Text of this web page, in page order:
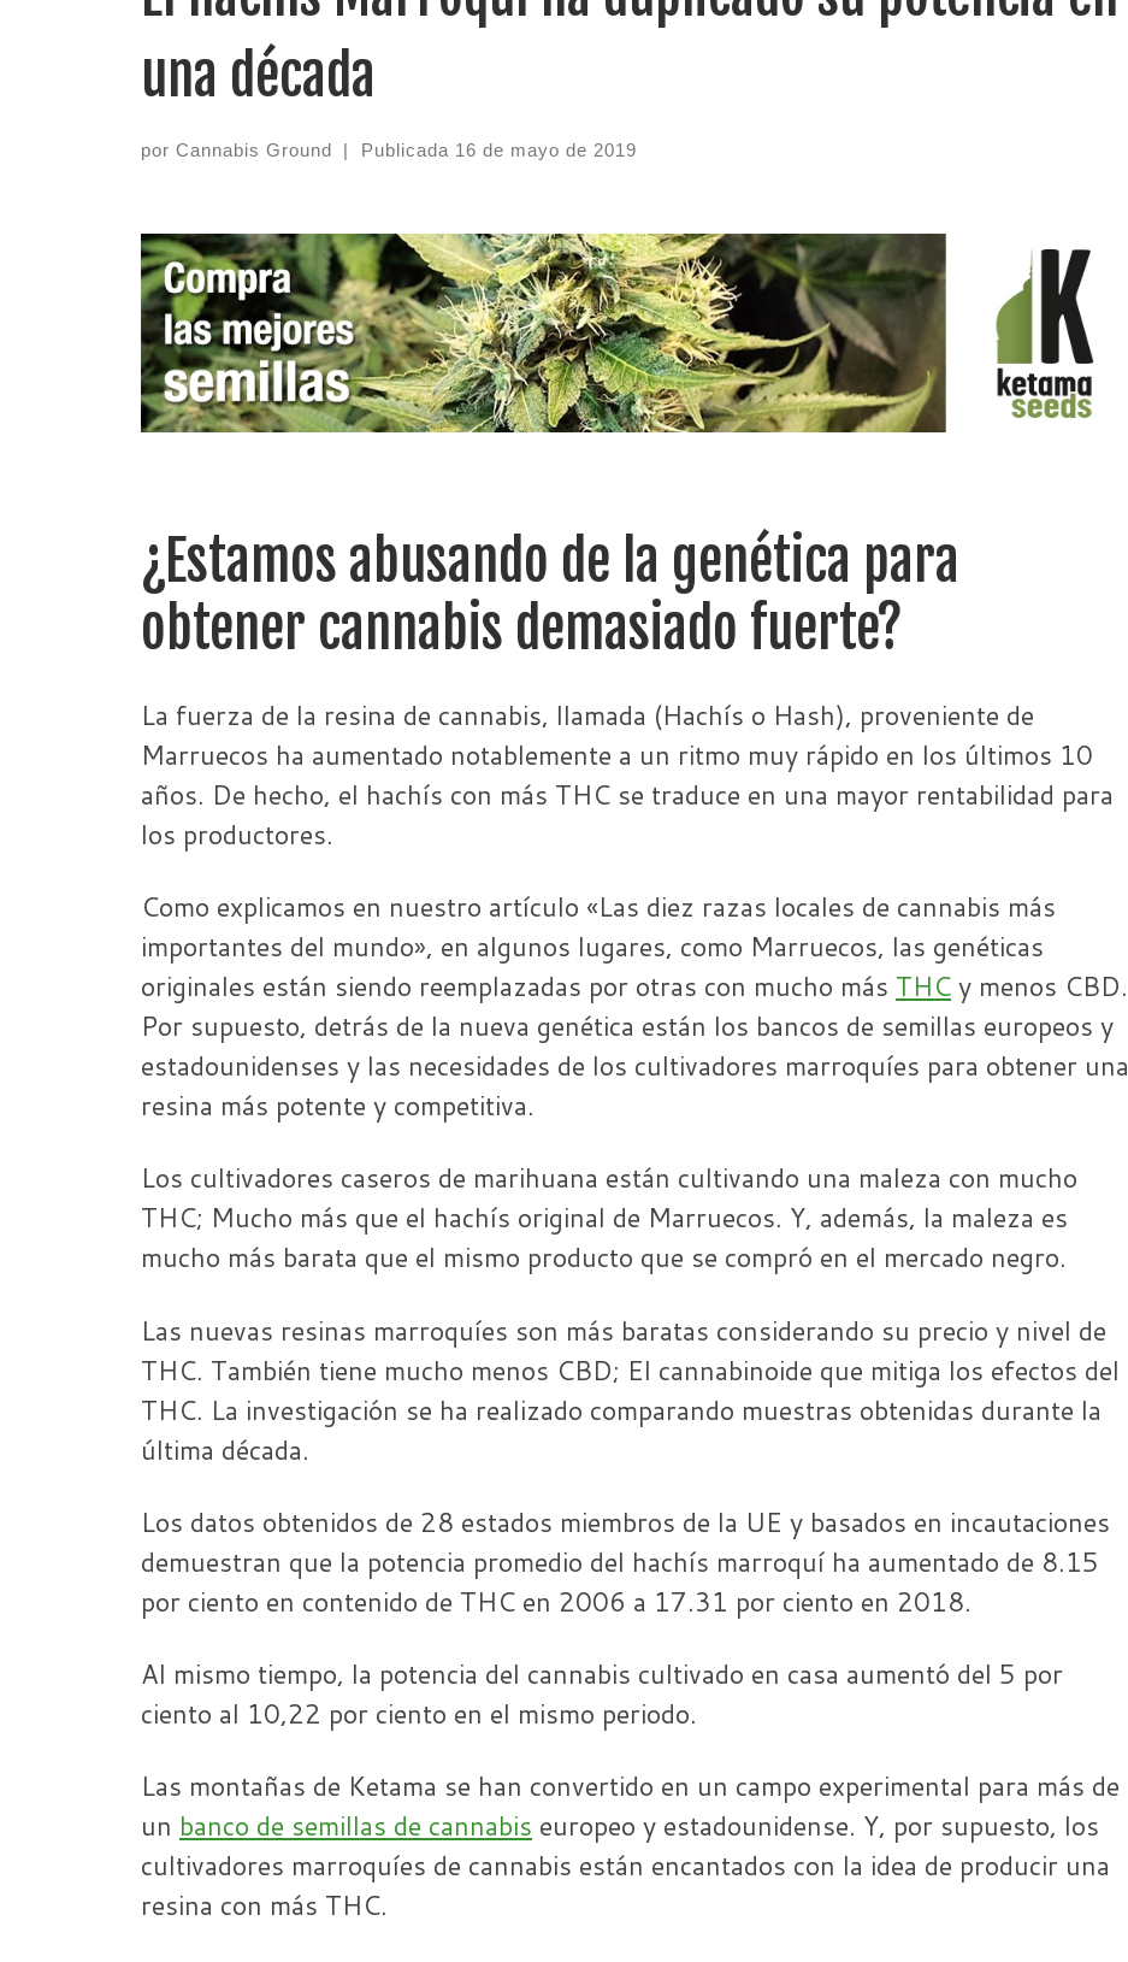
una década
por Cannabis Ground | Publicada 16 de mayo de 2019
¿Estamos abusando de la genética para
obtener cannabis demasiado fuerte?
La fuerza de la resina de cannabis, llamada (Hachís o Hash), proveniente de
Marruecos ha aumentado notablemente a un ritmo muy rápido en los últimos 10
años. De hecho, el hachís con más THC se traduce en una mayor rentabilidad para
los productores.
Como explicamos en nuestro artículo «Las diez razas locales de cannabis más
importantes del mundo», en algunos lugares, como Marruecos, las genéticas
originales están siendo reemplazadas por otras con mucho más THCy menos CBD.
Por supuesto, detrás de la nueva genética están los bancos de semillas europeos y
estadounidenses y las necesidades de los cultivadores marroquíes para obtener una
resina más potente y competitiva.
Los cultivadores caseros de marihuana están cultivando una maleza con mucho
THC; Mucho más que el hachís original de Marruecos. Y, además, la maleza es
mucho más barata que el mismo producto que se compró en el mercado negro.
Las nuevas resinas marroquíes son más baratas considerando su precio y nivel de
THC. También tiene mucho menos CBD; El cannabinoide que mitiga los efectos del
THC. La investigación se ha realizado comparando muestras obtenidas durante la
última década.
Los datos obtenidos de 28 estados miembros de la UE y basados ​​en incautaciones
demuestran que la potencia promedio del hachís marroquí ha aumentado de 8.15
por ciento en contenido de THC en 2006 a 17.31 por ciento en 2018.
Al mismo tiempo, la potencia del cannabis cultivado en casa aumentó del 5 por
ciento al 10,22 por ciento en el mismo periodo.
Las montañas de Ketama se han convertido en un campo experimental para más de
un banco de semillas de cannabis europeo y estadounidense. Y, por supuesto, los
cultivadores marroquíes de cannabis están encantados con la idea de producir una
resina con más THC.